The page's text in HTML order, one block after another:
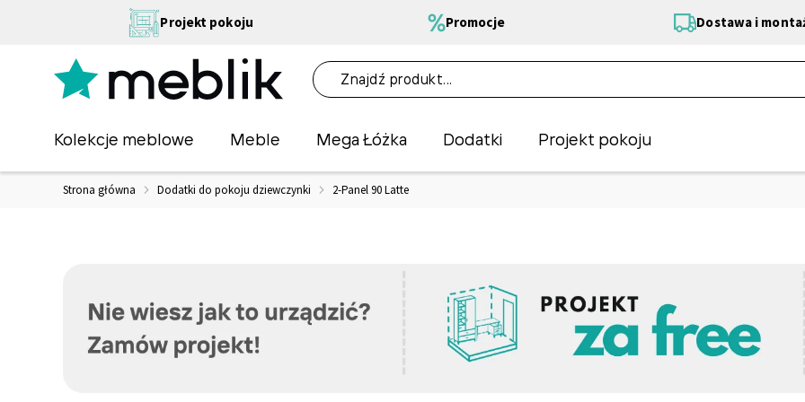
Projekt pokoju Promocje Dostawa i
Kolekcje meblowe Meble Mega Łóżka Dodatki Projekt pokoju
Strona główna Dodatki do pokoju dziewczynki 2-Panel 90 Latte